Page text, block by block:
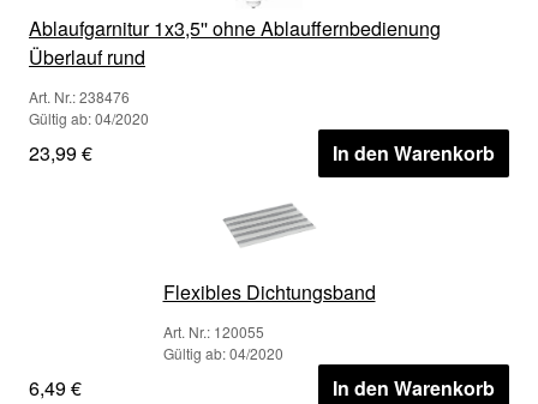
Ablaufgarnitur 1x3,5'' ohne Ablauffernbedienung
Überlauf rund
Art. Nr.: 238476
Gültig ab: 04/2020
23,99 € In den Warenkorb
Flexibles Dichtungsband
Art. Nr.: 120055
Gültig ab: 04/2020
6,49 € In den Warenkorb